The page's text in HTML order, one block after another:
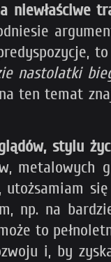
niewłaściwe
nastolatki
ten temat
stylu
metalowych
np. na
to
i, by